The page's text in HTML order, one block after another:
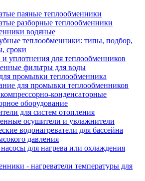
паяные теплообменники
разборные теплообменники
водяные
теплообменники: типы, подбор,
сроки
уплотнения для теплообменников
фильтры для воды
промывки теплообменника
для промывки теплообменников
конденсаторные
оборудование
для систем отопления
осушители и увлажнители
водонагреватели для бассейна
давления
для нагрева или охлаждения
- нагреватели температуры для